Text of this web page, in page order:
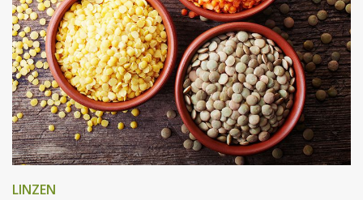
LINZEN